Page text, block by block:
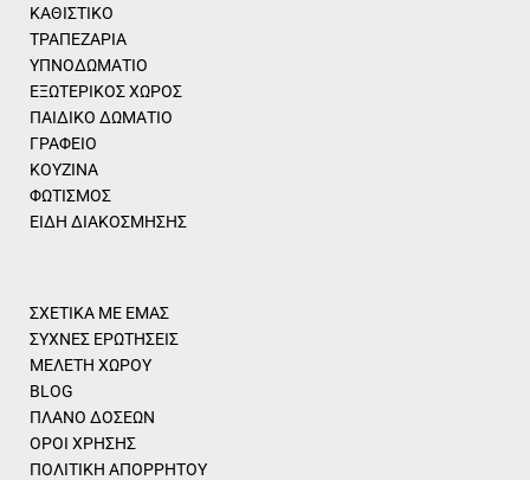
ΚΑΘΙΣΤΙΚΟ
ΤΡΑΠΕΖΑΡΙΑ
ΥΠΝΟΔΩΜΑΤΙΟ
ΕΞΩΤΕΡΙΚΟΣ ΧΩΡΟΣ
ΠΑΙΔΙΚΟ ΔΩΜΑΤΙΟ
ΓΡΑΦΕΙΟ
ΚΟΥΖΙΝΑ
ΦΩΤΙΣΜΟΣ
ΕΙΔΗ ΔΙΑΚΟΣΜΗΣΗΣ
ΣΧΕΤΙΚΑ ΜΕ ΕΜΑΣ
ΣΥΧΝΕΣ ΕΡΩΤΗΣΕΙΣ
ΜΕΛΕΤΗ ΧΩΡΟΥ
BLOG
ΠΛΑΝΟ ΔΟΣΕΩΝ
ΟΡΟΙ ΧΡΗΣΗΣ
ΠΟΛΙΤΙΚΗ ΑΠΟΡΡΗΤΟΥ